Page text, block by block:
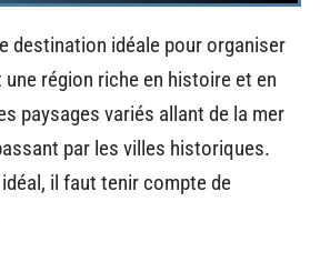
destination idéale pour organiser
une région riche en histoire et en
paysages variés allant de la mer
par les villes historiques.
il faut tenir compte de